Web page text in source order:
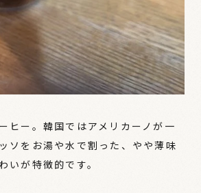
ヒー。韓国ではアメリカーノが一
ソをお湯や水で割った、やや薄味
いが特徴的です。